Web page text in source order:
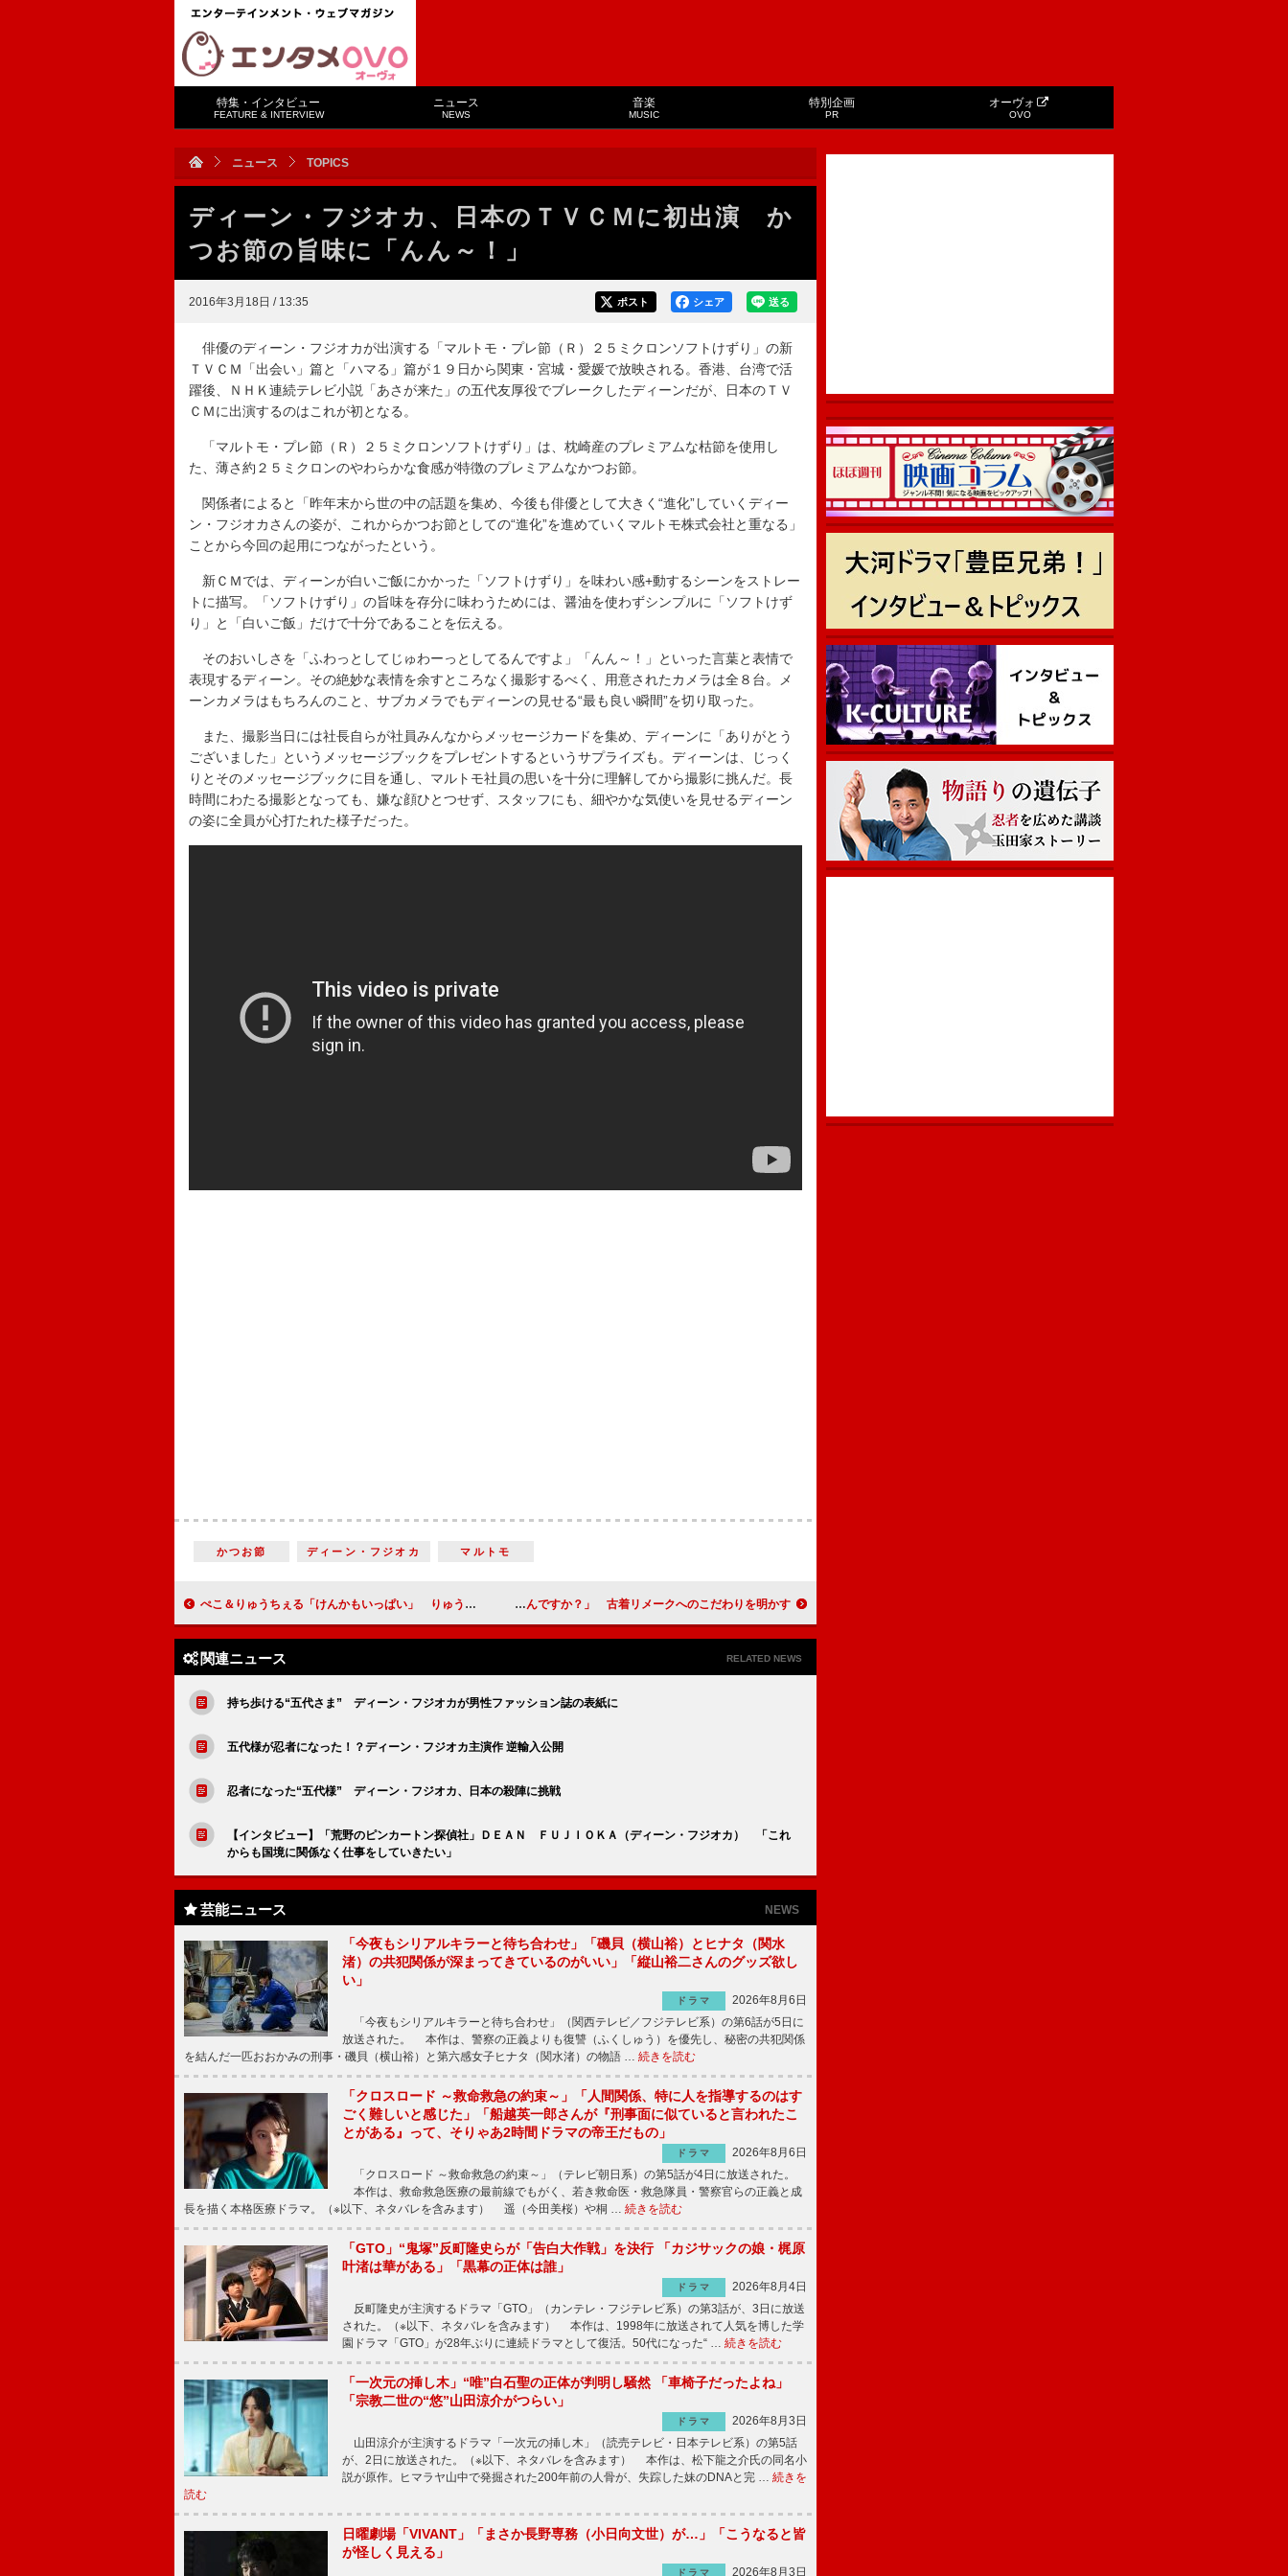
特集・インタビュー
FEATURE & INTERVIEW
ニュース
NEWS
音楽
MUSIC
特別企画
PR
オーヴォ
OVO
ニュース TOPICS
ディーン・フジオカ、日本のＴＶＣＭに初出演 か
つお節の旨味に「んん～！」
2016年3月18日 / 13:35 送る
シェア
ポスト
俳優のディーン・フジオカが出演する「マルトモ・プレ節（Ｒ）２５ミクロンソフトけずり」の新
ＴＶＣＭ「出会い」篇と「ハマる」篇が１９日から関東・宮城・愛媛で放映される。香港、台湾で活
躍後、ＮＨＫ連続テレビ小説「あさが来た」の五代友厚役でブレークしたディーンだが、日本のＴＶ
ＣＭに出演するのはこれが初となる。
「マルトモ・プレ節（Ｒ）２５ミクロンソフトけずり」は、枕崎産のプレミアムな枯節を使用し
た、薄さ約２５ミクロンのやわらかな食感が特徴のプレミアムなかつお節。
関係者によると「昨年末から世の中の話題を集め、今後も俳優として大きく“進化”していくディー
ン・フジオカさんの姿が、これからかつお節としての“進化”を進めていくマルトモ株式会社と重なる」
ことから今回の起用につながったという。
新ＣＭでは、ディーンが白いご飯にかかった「ソフトけずり」を味わい感+動するシーンをストレー
トに描写。「ソフトけずり」の旨味を存分に味わうためには、醤油を使わずシンプルに「ソフトけず
り」と「白いご飯」だけで十分であることを伝える。
そのおいしさを「ふわっとしてじゅわーっとしてるんですよ」「んん～！」といった言葉と表情で
表現するディーン。その絶妙な表情を余すところなく撮影するべく、用意されたカメラは全８台。メ
ーンカメラはもちろんのこと、サブカメラでもディーンの見せる“最も良い瞬間”を切り取った。
また、撮影当日には社長自らが社員みんなからメッセージカードを集め、ディーンに「ありがとう
ございました」というメッセージブックをプレゼントするというサプライズも。ディーンは、じっく
りとそのメッセージブックに目を通し、マルトモ社員の思いを十分に理解してから撮影に挑んだ。長
時間にわたる撮影となっても、嫌な顔ひとつせず、スタッフにも、細やかな気使いを見せるディーン
の姿に全員が心打たれた様子だった。
かつお節 ディーン・フジオカ マルトモ
ぺこ＆りゅうちぇる「けんかもいっぱい」 りゅうちぇるがドアを壊す！？ オダギリジョー「こんなだらけたトークでいいんですか？」 古着リメークへのこだわりを明かす
関連ニュース RELATED NEWS
持ち歩ける“五代さま” ディーン・フジオカが男性ファッション誌の表紙に
五代様が忍者になった！？ディーン・フジオカ主演作 逆輸入公開
忍者になった“五代様” ディーン・フジオカ、日本の殺陣に挑戦
【インタビュー】「荒野のピンカートン探偵社」ＤＥＡＮ ＦＵＪＩＯＫＡ（ディーン・フジオカ） 「これ
からも国境に関係なく仕事をしていきたい」
芸能ニュース NEWS
「今夜もシリアルキラーと待ち合わせ」「磯貝（横山裕）とヒナタ（関水
渚）の共犯関係が深まってきているのがいい」「縦山裕二さんのグッズ欲し
い」
ドラマ
2026年8月6日
「今夜もシリアルキラーと待ち合わせ」（関西テレビ／フジテレビ系）の第6話が5日に
放送された。 本作は、警察の正義よりも復讐（ふくしゅう）を優先し、秘密の共犯関係
を結んだ一匹おおかみの刑事・磯貝（横山裕）と第六感女子ヒナタ（関水渚）の物語 … 続きを読む
「クロスロード ～救命救急の約束～」「人間関係、特に人を指導するのはす
ごく難しいと感じた」「船越英一郎さんが『刑事面に似ていると言われたこ
とがある』って、そりゃあ2時間ドラマの帝王だもの」
ドラマ
2026年8月6日
「クロスロード ～救命救急の約束～」（テレビ朝日系）の第5話が4日に放送された。
本作は、救命救急医療の最前線でもがく、若き救命医・救急隊員・警察官らの正義と成
長を描く本格医療ドラマ。（※以下、ネタバレを含みます） 遥（今田美桜）や桐 … 続きを読む
「GTO」“鬼塚”反町隆史らが「告白大作戦」を決行 「カジサックの娘・梶原
叶渚は華がある」「黒幕の正体は誰」
ドラマ
2026年8月4日
反町隆史が主演するドラマ「GTO」（カンテレ・フジテレビ系）の第3話が、3日に放送
された。（※以下、ネタバレを含みます） 本作は、1998年に放送されて人気を博した学
園ドラマ「GTO」が28年ぶりに連続ドラマとして復活。50代になった“ … 続きを読む
「一次元の挿し木」“唯”白石聖の正体が判明し騒然 「車椅子だったよね」
「宗教二世の“悠”山田涼介がつらい」
ドラマ
2026年8月3日
山田涼介が主演するドラマ「一次元の挿し木」（読売テレビ・日本テレビ系）の第5話
が、2日に放送された。（※以下、ネタバレを含みます） 本作は、松下龍之介氏の同名小
説が原作。ヒマラヤ山中で発掘された200年前の人骨が、失踪した妹のDNAと完 … 続きを
読む
日曜劇場「VIVANT」「まさか長野専務（小日向文世）が…」「こうなると皆
が怪しく見える」
ドラマ 2026年8月3日